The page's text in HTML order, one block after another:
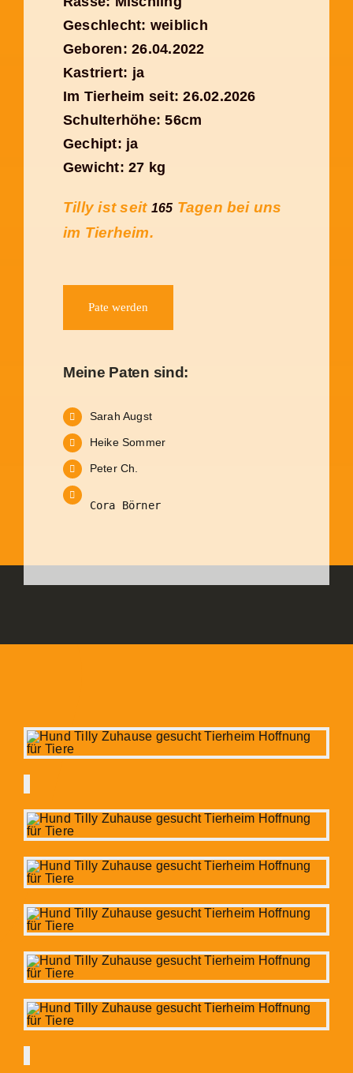
Geschlecht: weiblich
Geboren: 26.04.2022
Kastriert: ja
Im Tierheim seit: 26.02.2026
Schulterhöhe: 56cm
Gechipt: ja
Gewicht: 27 kg
Tilly ist seit 165 Tagen bei uns
im Tierheim.
Pate werden
Meine Paten sind:
Sarah Augst
Heike Sommer
Peter Ch.
Cora Börner